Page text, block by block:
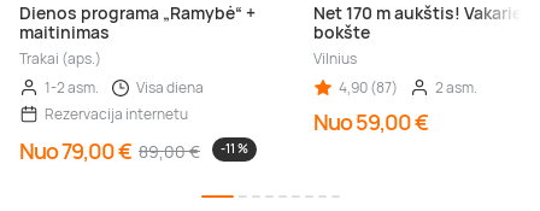
Dienos programa „Ramybė“ +
maitinimas
Trakai (aps.)
1-2 asm.
Visa diena
Rezervacija internetu
Nuo 79,00 € 89,00 € -11 %
Net 170 m aukštis!
bokšte
Vilnius
4,90 (87)
2 asm.
Nuo 59,00 €